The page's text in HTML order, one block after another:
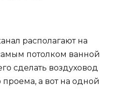
располагают на
потолком ванной
сделать воздуховод
а вот на одной